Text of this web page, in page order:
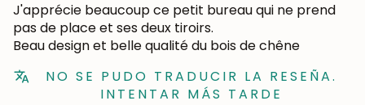
J'apprécie beaucoup ce petit bureau qui ne prend
pas de place et ses deux tiroirs.
Beau design et belle qualité du bois de chêne
NO SE PUDO TRADUCIR LA RESEÑA.
INTENTAR MÁS TARDE
COMUNIDAD!